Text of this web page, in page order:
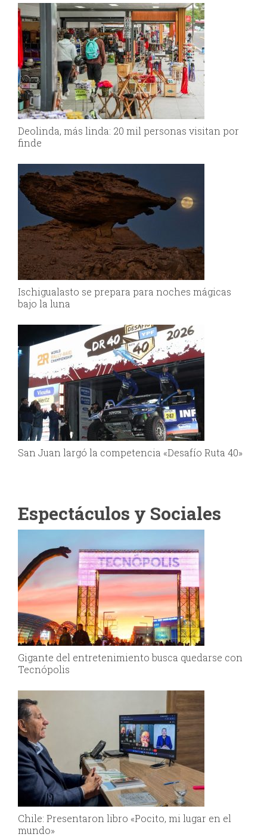
Deolinda, más linda: 20 mil personas visitan por
finde
Ischigualasto se prepara para noches mágicas
bajo la luna
San Juan largó la competencia «Desafío Ruta 40»
Espectáculos y Sociales
Gigante del entretenimiento busca quedarse con
Tecnópolis
Chile: Presentaron libro «Pocito, mi lugar en el
mundo»